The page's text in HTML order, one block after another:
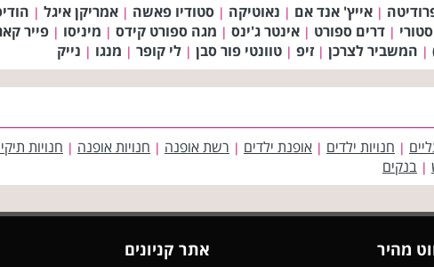
| אייץ' אנד אם | נאוטיקה | סטודיו פאשה | אמריקן איגל |
סטורי | דרים ספורט | אינטר ג'ינס | מגה ספורט קידס | מיניסו | פייר
| המשביר לצרכן | זיפ | טוונטי פור סבן | לי קופר | מנגו | נייק
| חנויות ילדים | אופנת ילדים | רשת אופנה | חנויות אופנה | חנויות
| בנקים
מהיר
אתר קניונים